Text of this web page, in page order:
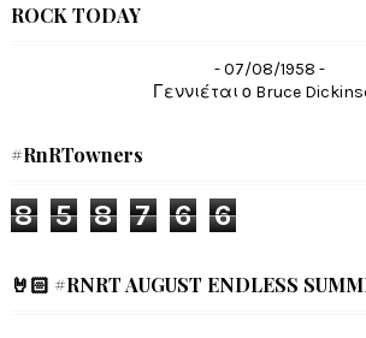
ROCK TODAY
- 07/08/1958 -
Γεννιέται ο Bruce
#RnRTowners
8 5 8 7 6 6
🤘🏻 #RNRT AUGUST ENDLESS